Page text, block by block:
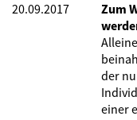
20.09.2017
Zum
der
einer